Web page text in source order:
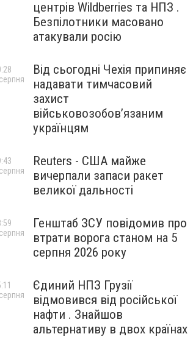
центрів Wildberries та НПЗ .
Безпілотники масовано
атакували росію
Від сьогодні Чехія припиняє
надавати тимчасовий
захист
військовозобов’язаним
українцям
Reuters - США майже
вичерпали запаси ракет
великої дальності
Генштаб ЗСУ повідомив про
втрати ворога станом на 5
серпня 2026 року
Єдиний НПЗ Грузії
відмовився від російської
нафти . Знайшов
альтернативу в двох країнах